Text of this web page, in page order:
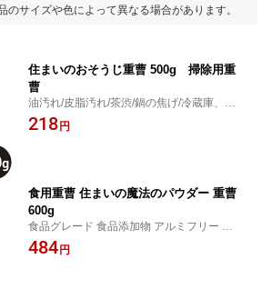
のサイズや色によって異なる場合があります。
住まいのおそうじ重曹 500g 掃除用重
曹
油汚れ/皮脂汚れ/茶渋/鍋の焦げ/冷蔵庫、生
ごみの消臭
218 円
食用重曹 住まいの魔法のパウダー 重曹
600g
食品グレード 食品添加物 アルミフリー タ
ンサン 炭酸水素ナトリウム アク抜き 灰汁
抜き コゲ落とし 消臭
484 円